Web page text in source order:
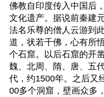
佛教自印度传入中国后
文化遗产。据说前秦建
法名乐尊的僧人云游到
道，状若千佛，心有所
个石窟。以后石窟的开
魏、北周、隋、唐、五
代，约1500年。之后又
00多个洞窟，壁画众多